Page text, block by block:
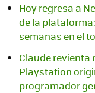
Hoy regresa a
de la
semanas en el
Claude revienta
Playstation
programador